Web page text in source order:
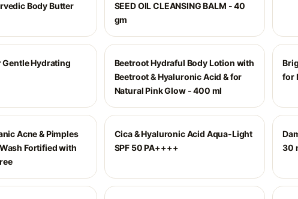
Body Butter
SEED OIL CLEANSING BALM - 40
gm
Gentle Hydrating
Beetroot Hydraful Body Lotion with
Beetroot & Hyaluronic Acid & for
Natural Pink Glow - 400 ml
for
Acne & Pimples
Fortified with
Cica & Hyaluronic Acid Aqua-Light
SPF 50 PA++++
30